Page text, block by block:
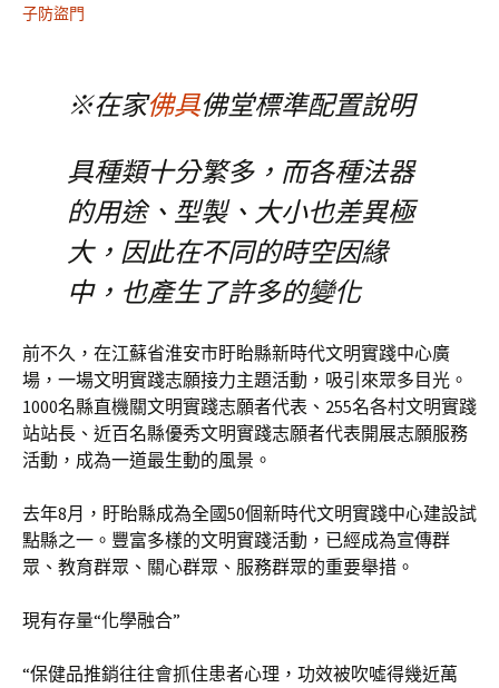
子防盜門
※在家佛具佛堂標準配置說明
具種類十分繁多，而各種法器
的用途、型製、大小也差異極
大，因此在不同的時空因緣
中，也產生了許多的變化
前不久，在江蘇省淮安市盱眙縣新時代文明實踐中心廣
場，一場文明實踐志願接力主題活動，吸引來眾多目光。
1000名縣直機關文明實踐志願者代表、255名各村文明實踐
站站長、近百名縣優秀文明實踐志願者代表開展志願服務
活動，成為一道最生動的風景。
去年8月，盱眙縣成為全國50個新時代文明實踐中心建設試
點縣之一。豐富多樣的文明實踐活動，已經成為宣傳群
眾、教育群眾、關心群眾、服務群眾的重要舉措。
現有存量“化學融合”
“保健品推銷往往會抓住患者心理，功效被吹噓得幾近萬